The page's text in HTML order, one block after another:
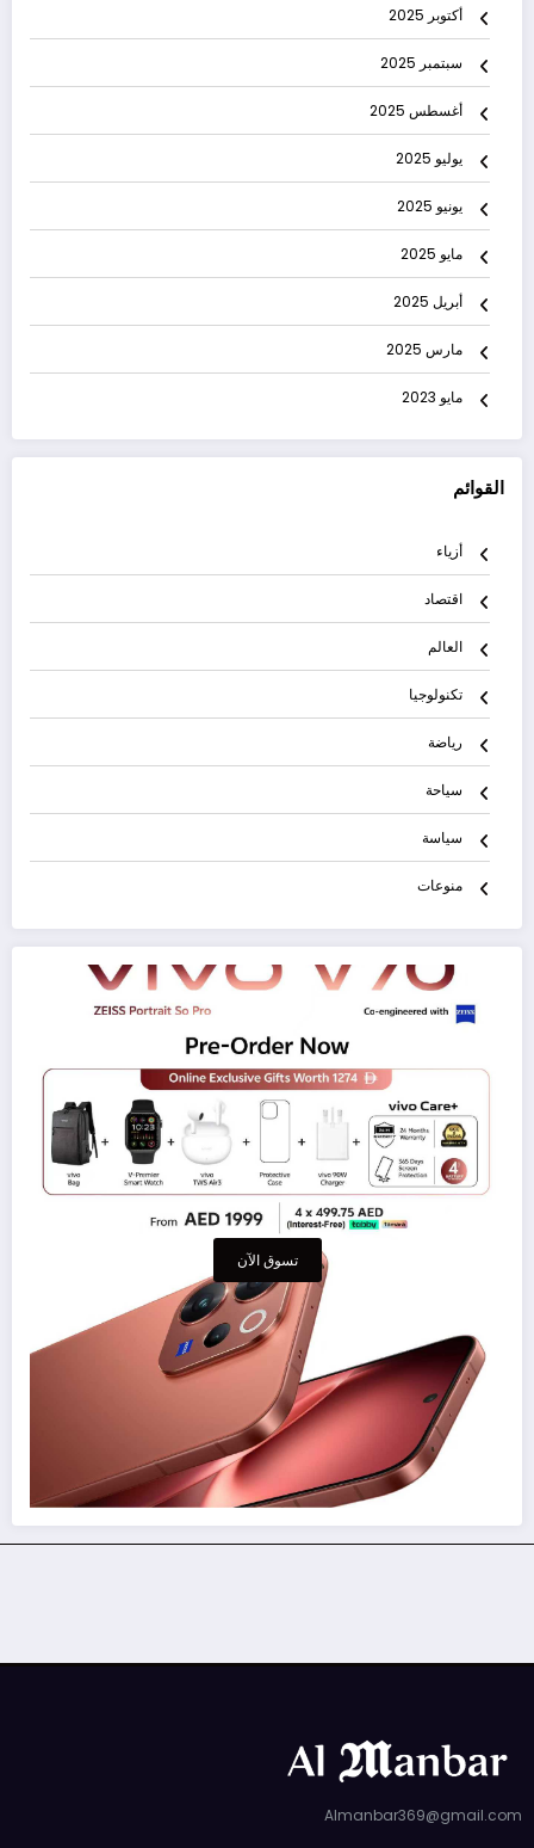
أكتوبر 2025
سبتمبر 2025
أغسطس 2025
يوليو 2025
يونيو 2025
مايو 2025
أبريل 2025
مارس 2025
مايو 2023
القوائم
أزياء
اقتصاد
العالم
تكنولوجيا
رياضة
سياحة
سياسة
منوعات
تسوق الآن
Almanbar369@gmail.com